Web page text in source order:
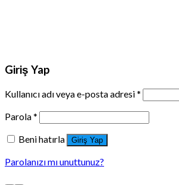
Giriş Yap
Kullanıcı adı veya e-posta adresi*
Parola*
Beni hatırla
Giriş Yap
Parolanızı mı unuttunuz?